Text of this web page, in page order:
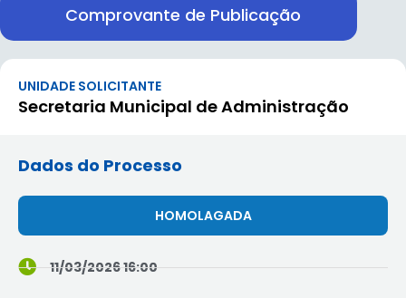
Comprovante de Publicação
UNIDADE SOLICITANTE
Secretaria Municipal de Administração
Dados do Processo
HOMOLAGADA
11/03/2026 16:00